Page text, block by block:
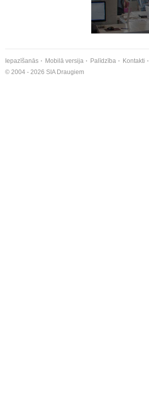
Iepazīšanās Mobilā versija Palīdzība Kontakti
© 2004 - 2026 SIA Draugiem